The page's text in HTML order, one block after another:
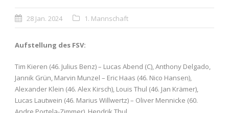
28 Jan. 2024 1. Mannschaft
Aufstellung des FSV:
Tim Kieren (46. Julius Benz) – Lucas Abend (C), Anthony Delgado,
Jannik Grün, Marvin Munzel – Eric Haas (46. Nico Hansen),
Alexander Klein (46. Alex Kirsch), Louis Thul (46. Jan Krämer),
Lucas Lautwein (46. Marius Willwertz) – Oliver Mennicke (60.